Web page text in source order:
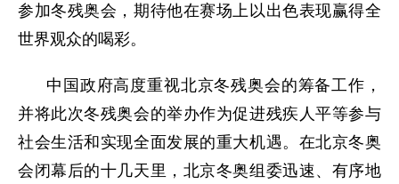
参加冬残奥会，期待他在赛场上以出色表现赢得全
世界观众的喝彩。
中国政府高度重视北京冬残奥会的筹备工作，
并将此次冬残奥会的举办作为促进残疾人平等参与
社会生活和实现全面发展的重大机遇。在北京冬奥
会闭幕后的十几天里，北京冬奥组委迅速、有序地